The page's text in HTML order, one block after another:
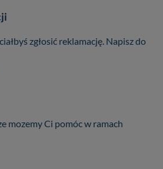
zgłosić reklamację. Napisz do
mozemy Ci pomóc w ramach